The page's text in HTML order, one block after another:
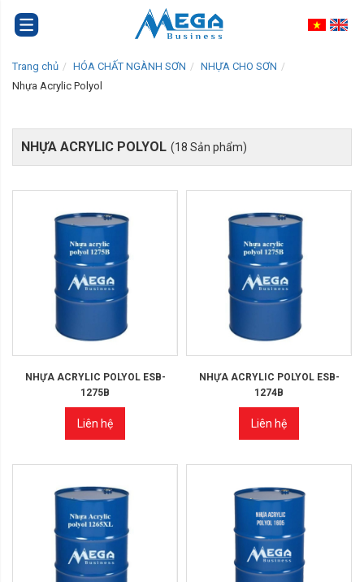
Trang chủ HÓA CHẤT NGÀNH SƠN
NHỰA CHO SƠN
Nhựa Acrylic Polyol
NHỰA ACRYLIC POLYOL (18 Sản phẩm)
NHỰA ACRYLIC POLYOL ESB-
1275B
Liên hệ
NHỰA ACRYLIC POLYOL ESB-
1274B
Liên hệ